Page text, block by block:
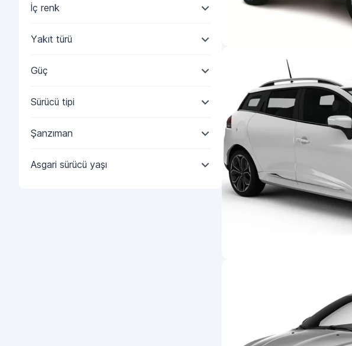
İç renk
Yakıt türü
Güç
Sürücü tipi
Şanzıman
Asgari sürücü yaşı